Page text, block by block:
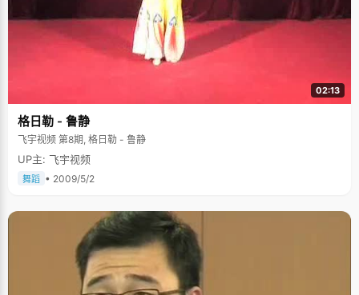
02:13
格日勒 - 鲁静
飞宇视频 第8期, 格日勒 - 鲁静
UP主: 飞宇视频
舞蹈 • 2009/5/2